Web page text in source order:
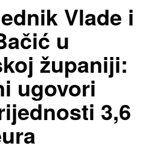
Vlade i
u
županiji:
ugovori
3,6